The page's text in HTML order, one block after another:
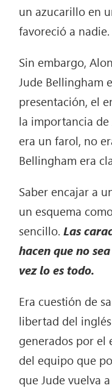
un azucarillo en
favoreció a nadie.
Sin embargo,
Jude Bellingham
presentación, el
la importancia de
era un farol, no
Bellingham era
Saber encajar a
un esquema
sencillo.Las
hacen que no
vez lo es todo.
Era cuestión de
libertad del
generados por el
del equipo que
que Jude vuelva